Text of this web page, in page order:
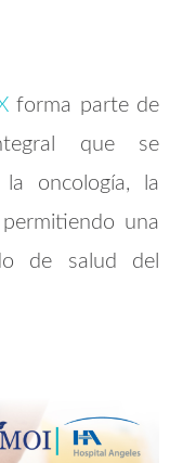
forma parte de
que se
oncología, la
permitiendo una
de salud del